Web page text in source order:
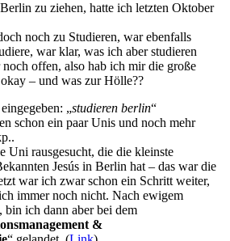
zu ziehen, hatte ich letzten Oktober
noch zu Studieren, war ebenfalls
war klar, was ich aber studieren
offen, also hab ich mir die große
– und was zur Hölle??
„studieren berlin“
ein paar Unis und noch mehr
Uni rausgesucht, die die kleinste
Jesús in Berlin hat – das war die
war ich zwar schon ein Schritt weiter,
immer noch nicht. Nach ewigem
ich dann aber bei dem
&